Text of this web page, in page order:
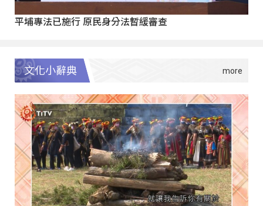
平埔專法已施行 原民身分法暫緩審查
文化小辭典